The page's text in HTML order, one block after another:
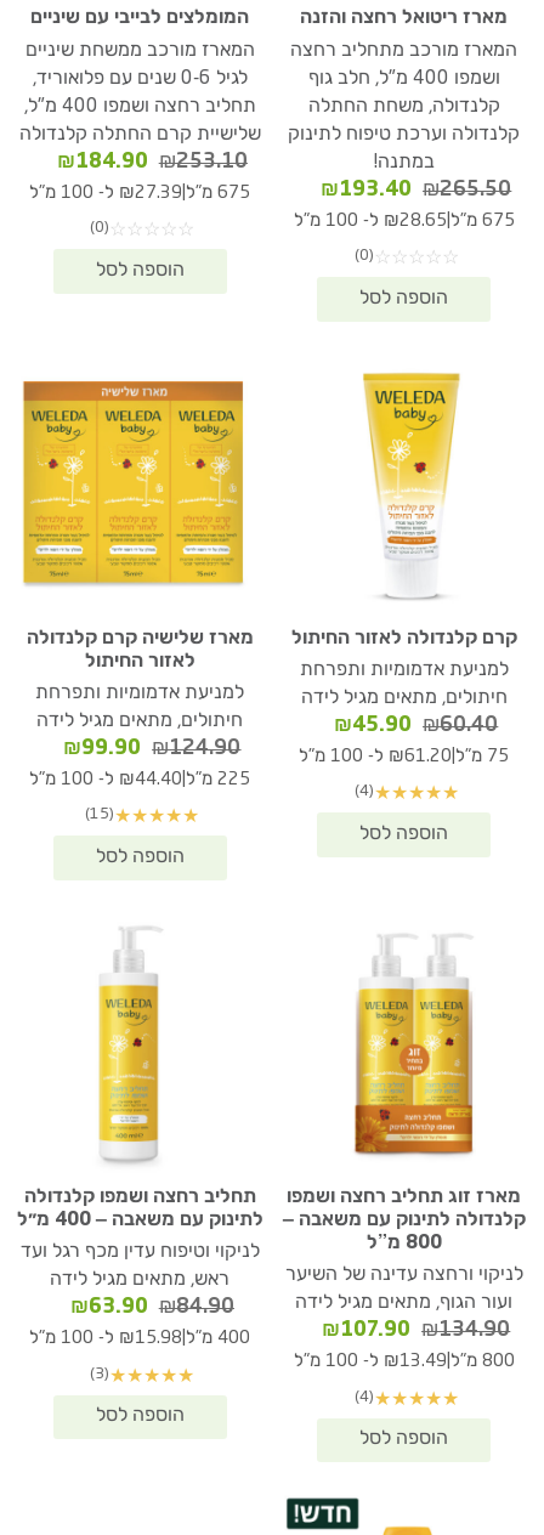
מארז ריטואל רחצה והזנה
המארז מורכב מתחליב רחצה
ושמפו 400 מ"ל, חלב גוף
קלנדולה, משחת החתלה
קלנדולה וערכת טיפוח לתינוק
במתנה!
₪265.50
המחיר
המקורי
₪265.50.
₪193.40
המחיר
הנוכחי
675 מ"ל ₪28.65 ל- 100 מ"ל
☆
☆
☆
☆
☆
(0)
המומלצים לבייבי עם שיניים
המארז מורכב ממשחת שיניים
לגיל 0-6 שנים עם פלואוריד,
תחליב רחצה ושמפו 400 מ"ל,
שלישיית קרם החתלה קלנדולה
₪253.10
המחיר
המקורי
₪253.10.
₪184.90
הנוכחי
675 מ"ל ₪27.39 ל- 100 מ"ל
☆
☆
☆
☆
☆
(0)
קרם קלנדולה לאזור החיתול
למניעת אדמומיות ותפרחת
חיתולים, מתאים מגיל לידה
₪60.40
המחיר
המקורי
₪60.40.
₪45.90
המחיר
הנוכחי
75 מ"ל ₪61.20 ל- 100 מ"ל
★
★
★
★
★
(4)
מארז שלישיה קרם קלנדולה
לאזור החיתול
למניעת אדמומיות ותפרחת
חיתולים, מתאים מגיל לידה
₪124.90
המחיר
המקורי
₪124.90.
₪99.90
המחיר
הנוכחי
225 מ"ל ₪44.40 ל- 100 מ"ל
★
★
★
★
★
(15)
מארז זוג תחליב רחצה ושמפו
קלנדולה לתינוק עם משאבה –
800 מ”ל
לניקוי ורחצה עדינה של השיער
ועור הגוף, מתאים מגיל לידה
₪134.90
המחיר
המקורי
₪134.90.
₪107.90
המחיר
הנוכחי
800 מ"ל ₪13.49 ל- 100 מ"ל
★
★
★
★
★
(4)
תחליב רחצה ושמפו קלנדולה
לתינוק עם משאבה – 400 מ״ל
לניקוי וטיפוח עדין מכף רגל ועד
ראש, מתאים מגיל לידה
₪84.90
המחיר
המקורי
₪84.90.
₪63.90
הנוכחי
400 מ"ל ₪15.98 ל- 100 מ"ל
★
★
★
★
★
(3)